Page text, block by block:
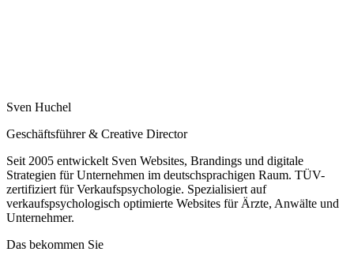
Sven Huchel
Geschäftsführer & Creative Director
Seit 2005 entwickelt Sven Websites, Brandings und digitale
Strategien für Unternehmen im deutschsprachigen Raum. TÜV-
zertifiziert für Verkaufspsychologie. Spezialisiert auf
verkaufspsychologisch optimierte Websites für Ärzte, Anwälte und
Unternehmer.
Das bekommen Sie